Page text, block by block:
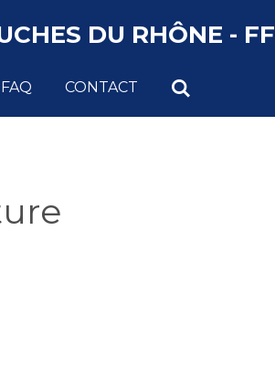
DU RHÔNE -
FAQ CONTACT